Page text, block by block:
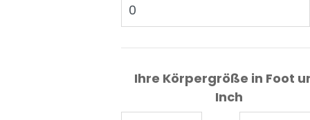
Ihre Körpergröße in Foot
Inch